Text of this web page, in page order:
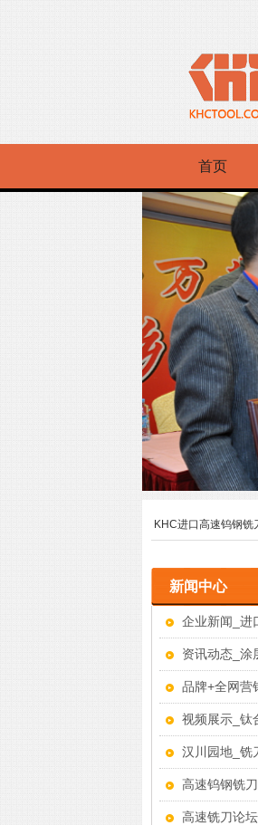
首页
KHC进口高速钨钢铣
新闻中心
企业新闻_进
资讯动态_涂
品牌+全网营
视频展示_钛
汉川园地_铣
高速钨钢铣
高速铣刀论坛